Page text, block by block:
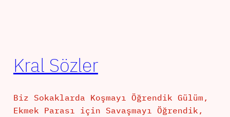
Kral Sözler
Biz Sokaklarda Koşmayı Öğrendik Gülüm,
Ekmek Parası için Savaşmayı Öğrendik,